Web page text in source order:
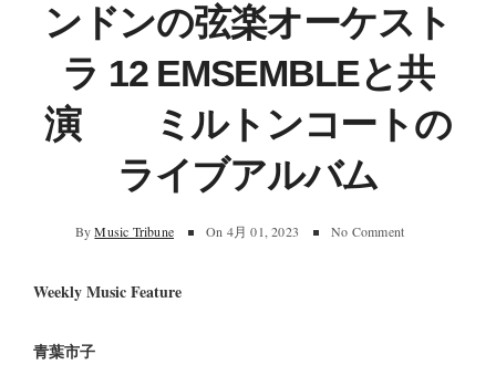
ンドンの弦楽オーケスト
ラ 12 EMSEMBLEと共
演 ミルトンコートの
ライブアルバム
By Music Tribune On 4月 01, 2023 No Comment
Weekly Music Feature
青葉市子